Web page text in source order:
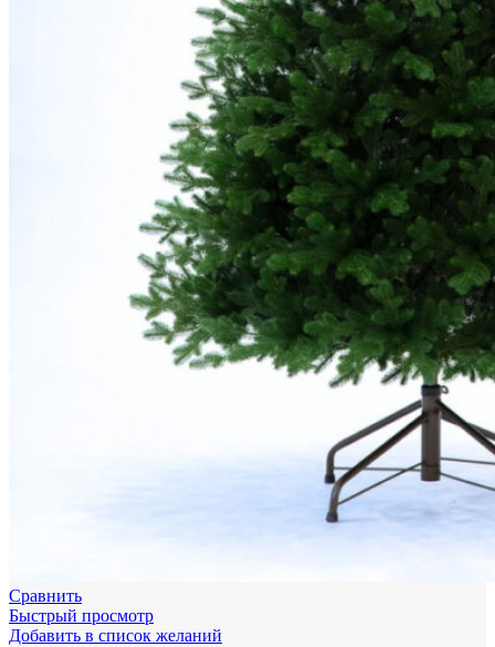
Сравнить
Быстрый просмотр
Добавить в список желаний